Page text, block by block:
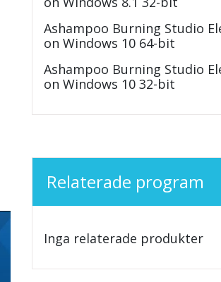
Ashampoo Burning Studio
on Windows 10 64-bit
Ashampoo Burning Studio
on Windows 10 32-bit
Relaterade program
Inga relaterade produkter